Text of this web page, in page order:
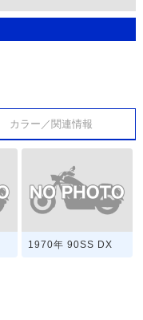
カラー／関連情報
1970年 90SS DX